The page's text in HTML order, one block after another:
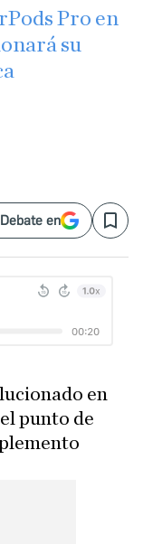
Pro en
su
en Save
en
punto de